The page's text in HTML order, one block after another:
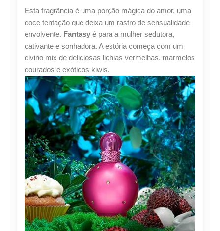
Lucre atéR$77,92
Revenda por
R$ 288,58
Compre por
R$210,66
6x deR$35,11
Eau
de
Parfum
quantidade
Esta fragrância é uma porção mágica do amor, uma
doce tentação que deixa um rastro de sensualidade
envolvente. Fantasy é para a mulher sedutora,
cativante e sonhadora. A estória começa com um
divino mix de deliciosas lichias vermelhas, marmelos
dourados e exóticos kiwis.